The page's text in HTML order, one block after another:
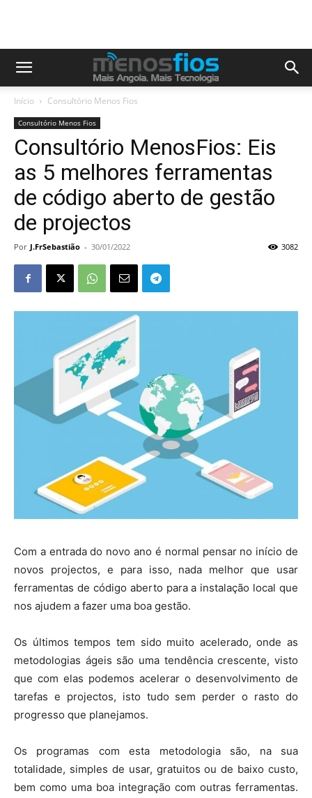
Início Consultório Menos Fios
Consultório Menos Fios
Consultório MenosFios: Eis
as 5 melhores ferramentas
de código aberto de gestão
de projectos
Por J.FrSebastião - 30/01/2022 3082
Com a entrada do novo ano é normal pensar no início de
novos projectos, e para isso, nada melhor que usar
ferramentas de código aberto para a instalação local que
nos ajudem a fazer uma boa gestão.
Os últimos tempos tem sido muito acelerado, onde as
metodologias ágeis são uma tendência crescente, visto
que com elas podemos acelerar o desenvolvimento de
tarefas e projectos, isto tudo sem perder o rasto do
progresso que planejamos.
Os programas com esta metodologia são, na sua
totalidade, simples de usar, gratuitos ou de baixo custo,
bem como uma boa integração com outras ferramentas.